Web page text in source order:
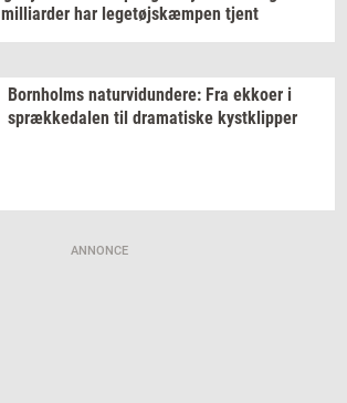
mil­li­ar­der har le­ge­tøjskæm­pen tjent
Born­holms na­tur­vi­dun­de­re: Fra ek­ko­er i
spræk­ke­da­len til dra­ma­ti­ske kyst­klip­per
ANNONCE